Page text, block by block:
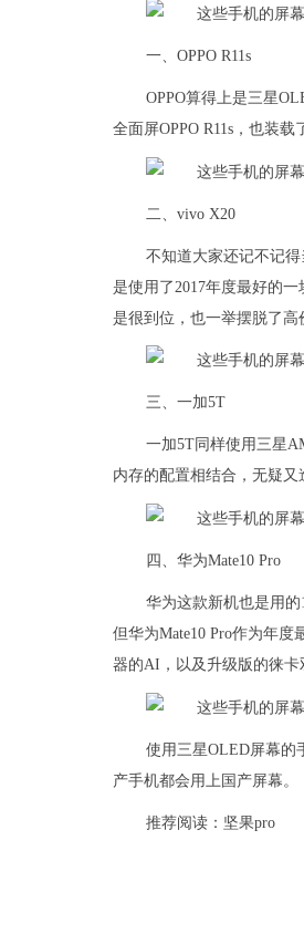
一、OPPO R11s
OPPO算得上是三星
全面屏OPPO R11s，也装
二、vivo X20
不知道大家还记不记
是使用了2017年度最好的
是很到位，也一举摆脱了高
三、一加5T
一加5T同样使用三星
内存的配置相结合，无疑又
四、华为Mate10 Pro
华为这款新机也是用
但华为Mate10 Pro作为年
器的AI，以及升级版的徕卡
使用三星OLED屏幕的
产手机都会用上国产屏幕。
推荐阅读： 坚果pro